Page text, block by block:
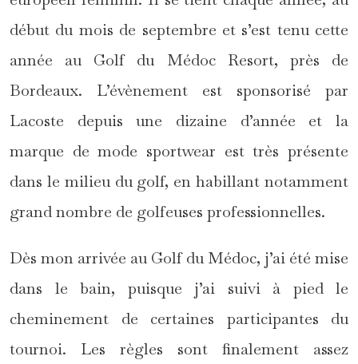
début du mois de septembre et s’est tenu cette
année au Golf du Médoc Resort, près de
Bordeaux. L’évènement est sponsorisé par
Lacoste depuis une dizaine d’année et la
marque de mode sportwear est très présente
dans le milieu du golf, en habillant notamment
grand nombre de golfeuses professionnelles.
Dès mon arrivée au Golf du Médoc, j’ai été mise
dans le bain, puisque j’ai suivi à pied le
cheminement de certaines participantes du
tournoi. Les règles sont finalement assez